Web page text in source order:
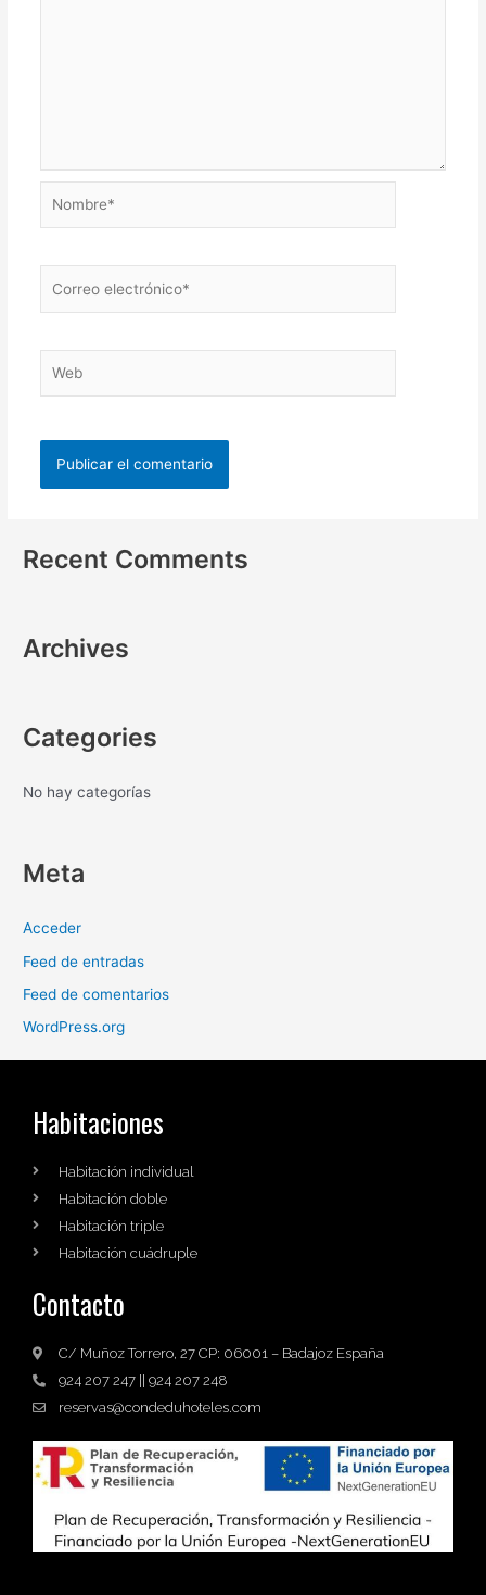
Recent Comments
Archives
Categories
No hay categorías
Meta
Acceder
Feed de entradas
Feed de comentarios
WordPress.org
Habitaciones
Habitación individual
Habitación doble
Habitación triple
Habitación cuádruple
Contacto
C/ Muñoz Torrero, 27 CP: 06001 – Badajoz España
924 207 247 || 924 207 248
reservas@condeduhoteles.com